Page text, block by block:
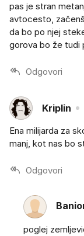
pas je stran
avtocesto,
da bo po njej
gorova bo že tudi
Odgovori
Kriplin
Ena milijarda za
manj, kot nas bo
Odgovori
poglej